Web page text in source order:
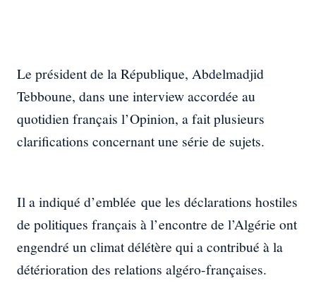
Le président de la République, Abdelmadjid
Tebboune, dans une interview accordée au
quotidien français l’Opinion, a fait plusieurs
clarifications concernant une série de sujets.
Il a indiqué d’emblée que les déclarations hostiles
de politiques français à l’encontre de l’Algérie ont
engendré un climat délétère qui a contribué à la
détérioration des relations algéro-françaises.